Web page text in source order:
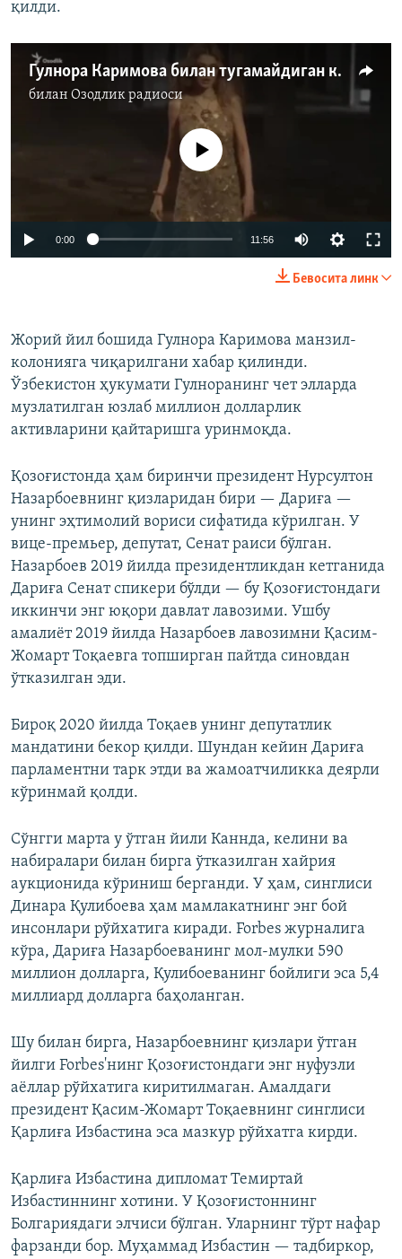
қилди.
Гулнора Каримова билан тугамайдиган коррупция ва “янги Гугуша”лар
билан Озодлик радиоси
720p 1080p
Айни дамда медиа-манба мавжуд эмас
0:00 11:56
1080p
Бевосита линк
Жорий йил бошида Гулнора Каримова манзил-
колонияга чиқарилгани хабар қилинди.
Ўзбекистон ҳукумати Гулноранинг чет элларда
музлатилган юзлаб миллион долларлик
активларини қайтаришга уринмоқда.
Қозоғистонда ҳам биринчи президент Нурсултон
Назарбоевнинг қизларидан бири — Дариға —
унинг эҳтимолий вориси сифатида кўрилган. У
вице-премьер, депутат, Сенат раиси бўлган.
Назарбоев 2019 йилда президентликдан кетганида
Дариға Сенат спикери бўлди — бу Қозоғистондаги
иккинчи энг юқори давлат лавозими. Ушбу
амалиёт 2019 йилда Назарбоев лавозимни Қасим-
Жомарт Тоқаевга топширган пайтда синовдан
ўтказилган эди.
Бироқ 2020 йилда Тоқаев унинг депутатлик
мандатини бекор қилди. Шундан кейин Дариға
парламентни тарк этди ва жамоатчиликка деярли
кўринмай қолди.
Сўнгги марта у ўтган йили Каннда, келини ва
набиралари билан бирга ўтказилган хайрия
аукционида кўриниш берганди. У ҳам, синглиси
Динара Қулибоева ҳам мамлакатнинг энг бой
инсонлари рўйхатига киради. Forbes журналига
кўра, Дариға Назарбоеванинг мол-мулки 590
миллион долларга, Қулибоеванинг бойлиги эса 5,4
миллиард долларга баҳоланган.
Шу билан бирга, Назарбоевнинг қизлари ўтган
йилги Forbes'нинг Қозоғистондаги энг нуфузли
аёллар рўйхатига киритилмаган. Амалдаги
президент Қасим-Жомарт Тоқаевнинг синглиси
Қарлиға Избастина эса мазкур рўйхатга кирди.
Қарлиға Избастина дипломат Темиртай
Избастиннинг хотини. У Қозоғистоннинг
Болгариядаги элчиси бўлган. Уларнинг тўрт нафар
фарзанди бор. Муҳаммад Избастин — тадбиркор,